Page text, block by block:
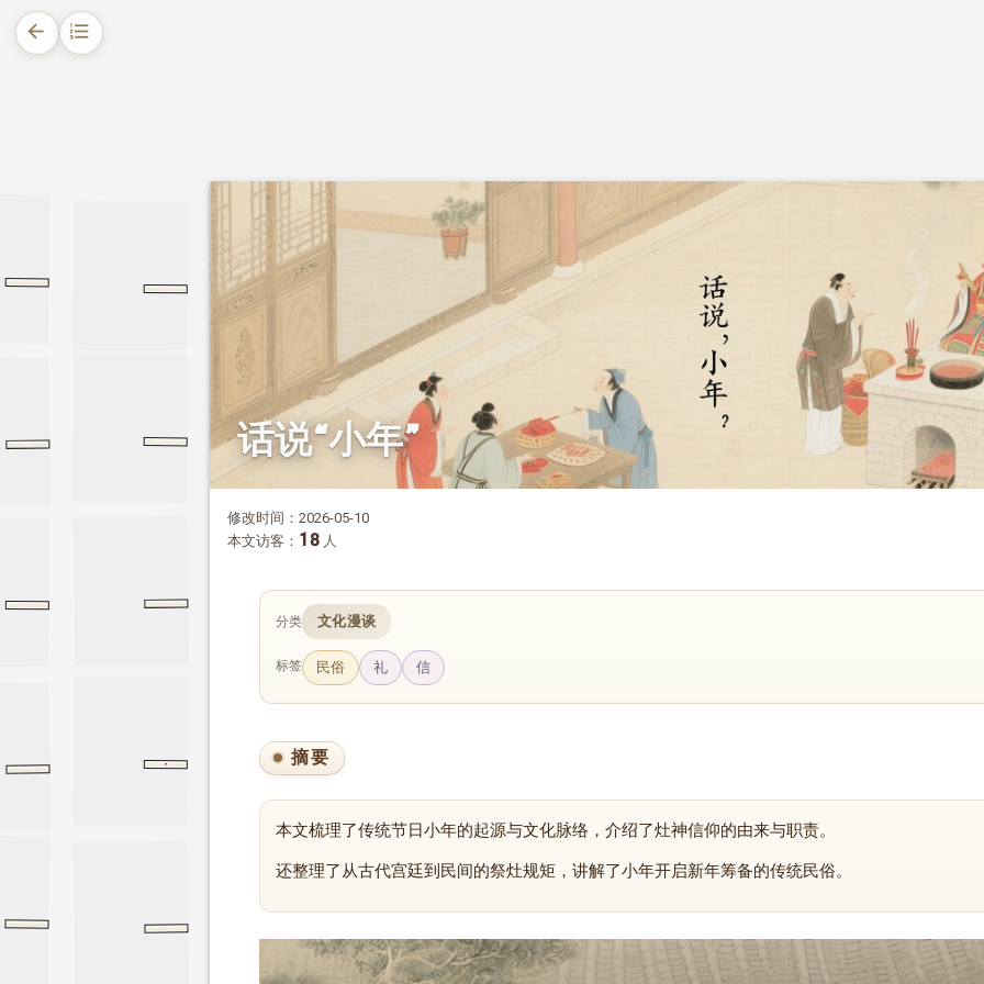
arrow_back format_list_numbered
古今祭灶的传统规矩
·
话说“小年”
修改时间：2026-05-10
本文访客： 18 人
分类 文化漫谈
标签 民俗 礼 信
摘要
本文梳理了传统节日小年的起源与文化脉络，介绍了灶神信仰的由来与职责。
还整理了从古代宫廷到民间的祭灶规矩，讲解了小年开启新年筹备的传统民俗。